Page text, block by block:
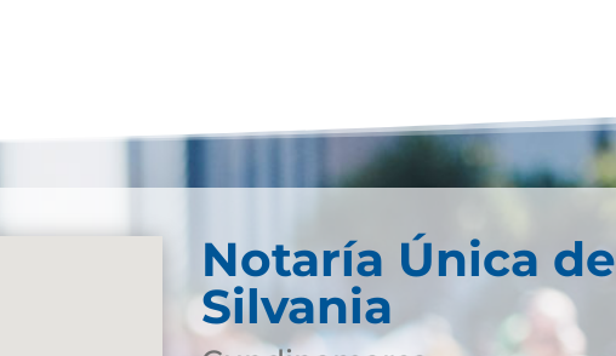
Notaría Única de
Silvania